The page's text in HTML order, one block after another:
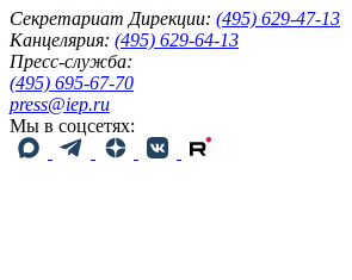
Секретариат Дирекции: (495) 629-47-13
Канцелярия: (495) 629-64-13
Пресс-служба:
(495) 695-67-70
press@iep.ru
Мы в соцсетях: